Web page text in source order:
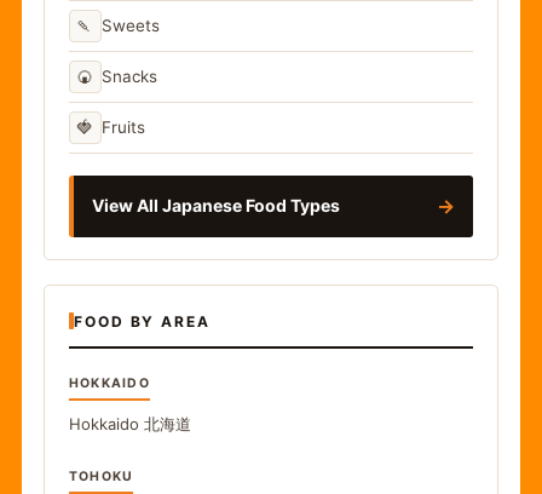
🍡 Sweets
🍘 Snacks
🍓 Fruits
View All Japanese Food Types →
FOOD BY AREA
HOKKAIDO
Hokkaido 北海道
TOHOKU